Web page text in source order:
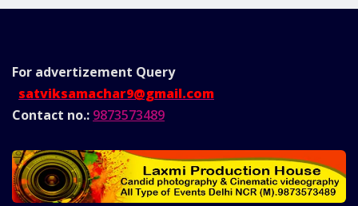
For advertizement Query
satviksamachar9@gmail.com
Contact no.: 9873573489